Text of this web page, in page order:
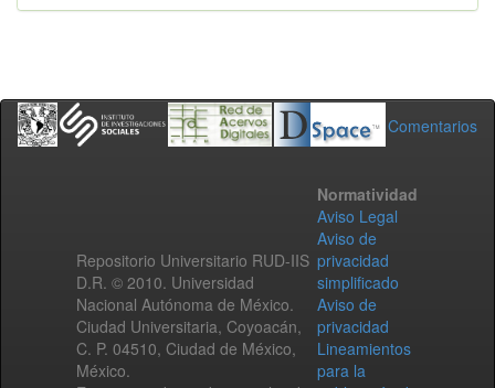
Comentarios
Repositorio Universitario RUD-IIS
D.R. © 2010. Universidad
Nacional Autónoma de México.
Ciudad Universitaria, Coyoacán,
C. P. 04510, Ciudad de México,
México.
Normatividad
Aviso Legal
Aviso de
privacidad
simplificado
Aviso de
privacidad
Lineamientos
para la